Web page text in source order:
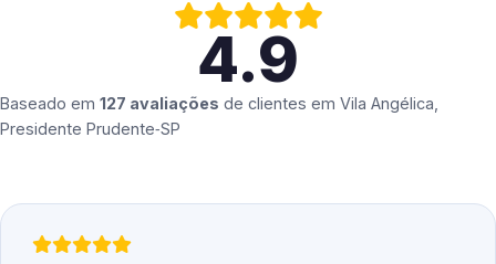
4.9
Baseado em 127 avaliações de clientes em Vila Angélica,
Presidente Prudente‑SP